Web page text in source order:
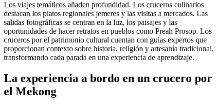
Los viajes temáticos añaden profundidad. Los cruceros culinarios
destacan los platos regionales jemeres y las visitas a mercados. Las
salidas fotográficas se centran en la luz, los paisajes y las
oportunidades de hacer retratos en pueblos como Preah Prosop. Los
cruceros por el patrimonio cultural cuentan con guías expertos que
proporcionan contexto sobre historia, religión y artesanía tradicional,
transformando cada parada en una experiencia de aprendizaje.
La experiencia a bordo en un crucero por
el Mekong